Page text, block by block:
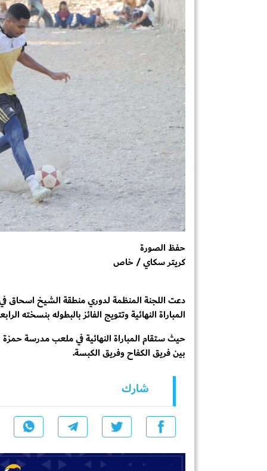
حفظ الصورة
كريتر سكاي / خاص
دعت اللجنة المنظمة لدوري منطقة الشيخ اسحاق
المباراة النهائية وتتويج الفائز بالبطوله بنسخته
حيث ستقام المباراة النهائية في ملعب مدرسة
بين فريق الكفاح وفريق الكبسة.
شارك